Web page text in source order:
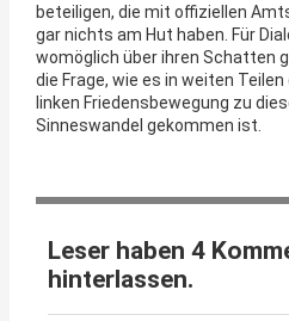
beteiligen, die mit offiziellen
gar nichts am Hut haben. Für
womöglich über ihren Schatten
die Frage, wie es in weiten
linken Friedensbewegung zu
Sinneswandel gekommen ist.
Leser haben 4
hinterlassen.